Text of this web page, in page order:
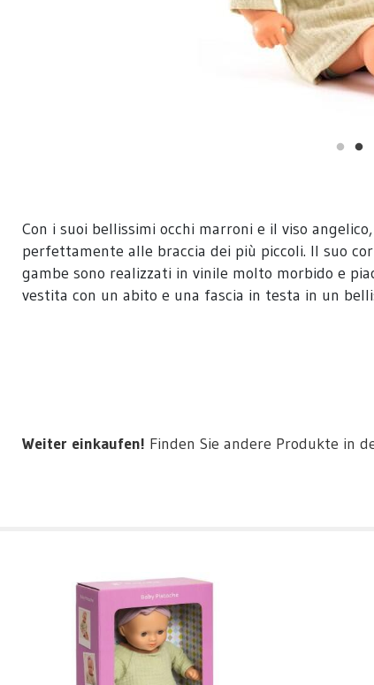
Con i suoi bellissimi occhi marroni e il viso
perfettamente alle braccia dei più piccoli. Il suo
gambe sono realizzati in vinile molto morbido e
vestita con un abito e una fascia in testa in un
Weiter einkaufen! Finden Sie andere Produkte in